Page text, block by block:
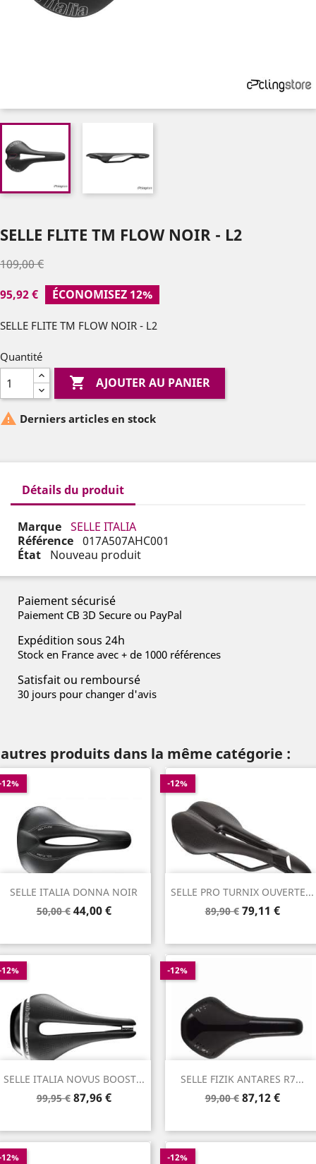
SELLE FLITE TM FLOW NOIR - L2
109,00 €
95,92 €
ÉCONOMISEZ 12%
SELLE FLITE TM FLOW NOIR - L2
Quantité
 AJOUTER AU PANIER
 Derniers articles en stock
Détails du produit
Marque
SELLE ITALIA
Référence 017A507AHC001
État
Nouveau produit
Paiement sécurisé
Paiement CB 3D Secure ou PayPal
Expédition sous 24h
Stock en France avec + de 1000 références
Satisfait ou remboursé
30 jours pour changer d'avis
produits dans la même catégorie :
SELLE ITALIA DONNA NOIR
Prix
50,00 € Prix
44,00 €
SELLE PRO TURNIX OUVERTE...
Prix
89,90 €
-12%
Prix
79,11 €
SELLE ITALIA NOVUS BOOST...
Prix
99,95 € Prix
87,96 €
SELLE FIZIK ANTARES R7...
Prix
99,00 €
-12%
Prix
87,12 €
-12%